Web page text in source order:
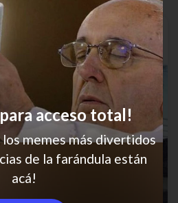
acceso total!
memes más divertidos
de la farándula están
acá!